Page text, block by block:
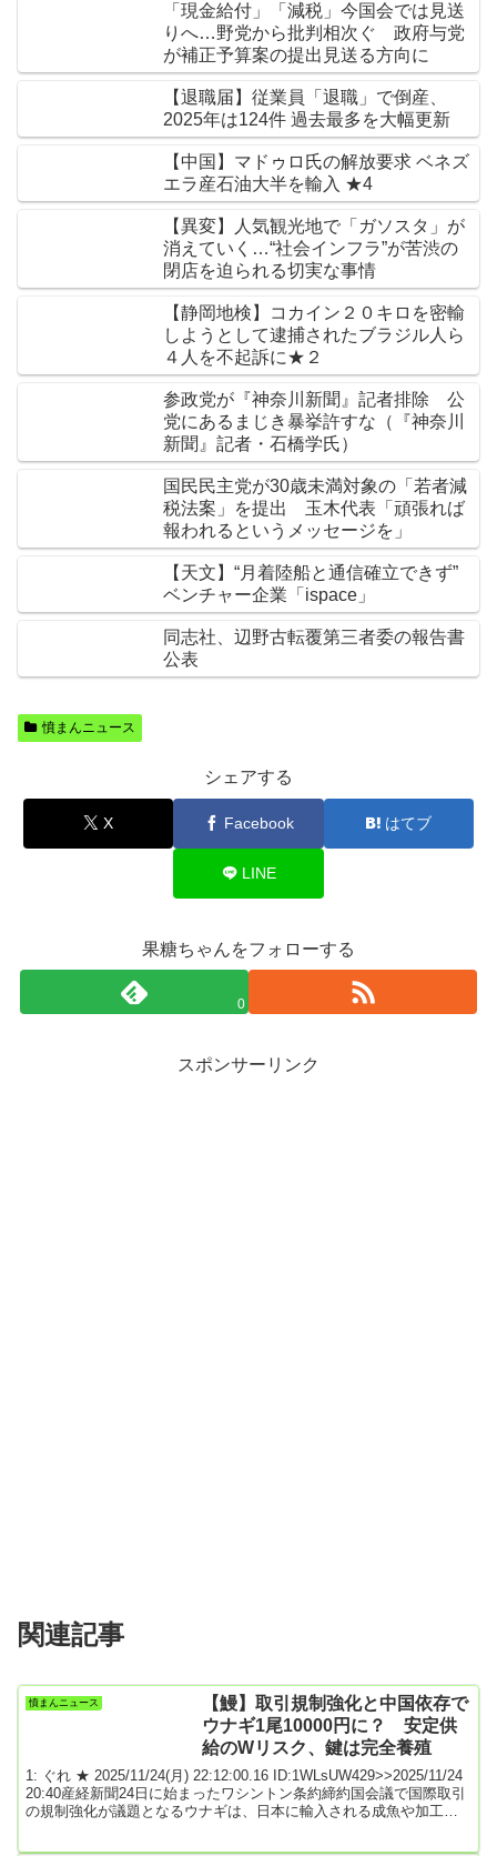
「現金給付」「減税」今国会では見送
りへ…野党から批判相次ぐ 政府与党
が補正予算案の提出見送る方向に
【退職届】従業員「退職」で倒産、
2025年は124件 過去最多を大幅更新
【中国】マドゥロ氏の解放要求 ベネズ
エラ産石油大半を輸入 ★4
【異変】人気観光地で「ガソスタ」が
消えていく…“社会インフラ”が苦渋の
閉店を迫られる切実な事情
【静岡地検】コカイン２０キロを密輸
しようとして逮捕されたブラジル人ら
４人を不起訴に★２
参政党が『神奈川新聞』記者排除 公
党にあるまじき暴挙許すな（『神奈川
新聞』記者・石橋学氏）
国民民主党が30歳未満対象の「若者減
税法案」を提出 玉木代表「頑張れば
報われるというメッセージを」
【天文】“月着陸船と通信確立できず”
ベンチャー企業「ispace」
同志社、辺野古転覆第三者委の報告書
公表
憤まんニュース
シェアする
X Facebook はてブ
LINE
果糖ちゃんをフォローする
0
スポンサーリンク
関連記事
憤まんニュース
【鰻】取引規制強化と中国依存で
ウナギ1尾10000円に？ 安定供
給のWリスク、鍵は完全養殖
1: ぐれ ★ 2025/11/24(月) 22:12:00.16 ID:1WLsUW429>>2025/11/24
20:40産経新聞24日に始まったワシントン条約締約国会議で国際取引
の規制強化が議題となるウナギは、日本に輸入される成魚や加工品